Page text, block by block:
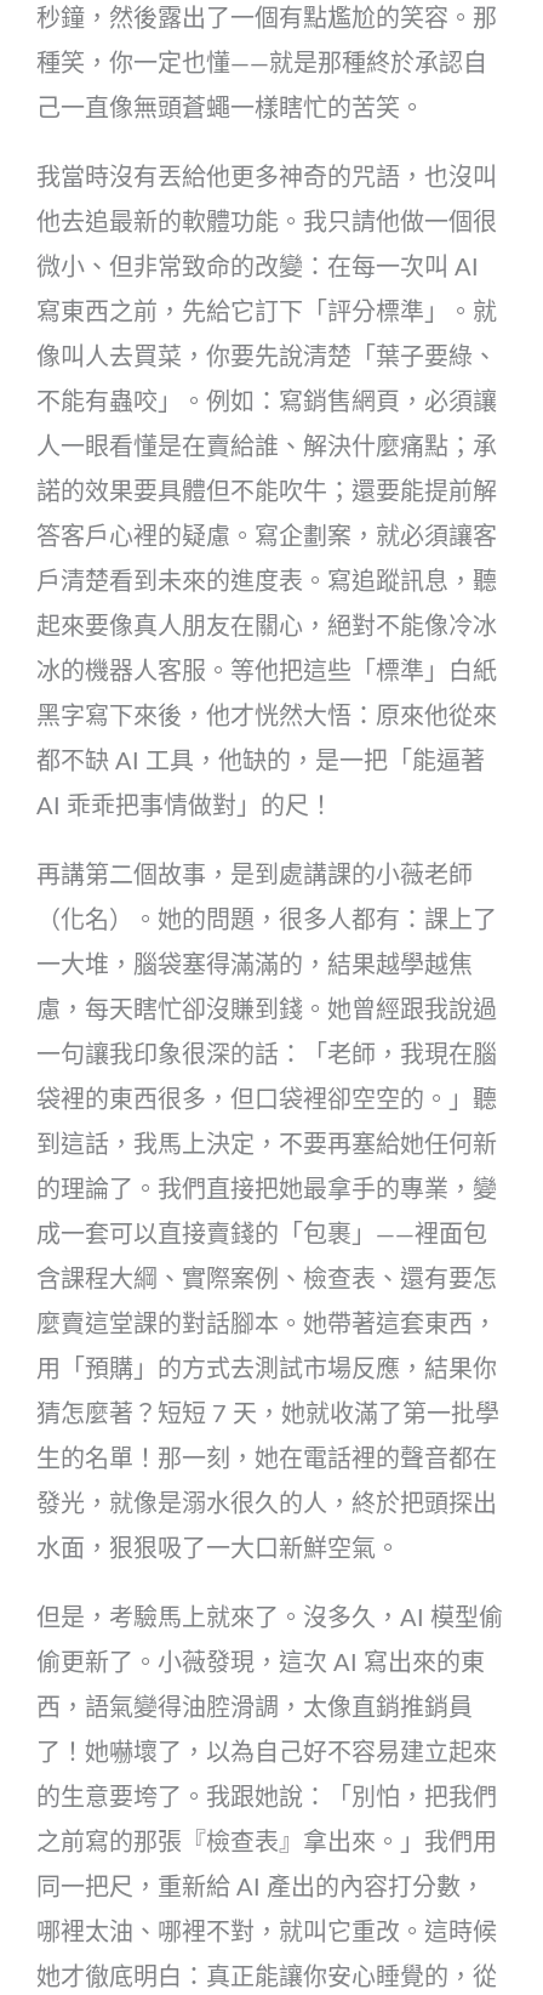
秒鐘，然後露出了一個有點尷尬的笑容。那
種笑，你一定也懂——就是那種終於承認自
己一直像無頭蒼蠅一樣瞎忙的苦笑。
我當時沒有丟給他更多神奇的咒語，也沒叫
他去追最新的軟體功能。我只請他做一個很
微小、但非常致命的改變：在每一次叫 AI
寫東西之前，先給它訂下「評分標準」。就
像叫人去買菜，你要先說清楚「葉子要綠、
不能有蟲咬」。例如：寫銷售網頁，必須讓
人一眼看懂是在賣給誰、解決什麼痛點；承
諾的效果要具體但不能吹牛；還要能提前解
答客戶心裡的疑慮。寫企劃案，就必須讓客
戶清楚看到未來的進度表。寫追蹤訊息，聽
起來要像真人朋友在關心，絕對不能像冷冰
冰的機器人客服。等他把這些「標準」白紙
黑字寫下來後，他才恍然大悟：原來他從來
都不缺 AI 工具，他缺的，是一把「能逼著
AI 乖乖把事情做對」的尺！
再講第二個故事，是到處講課的小薇老師
（化名）。她的問題，很多人都有：課上了
一大堆，腦袋塞得滿滿的，結果越學越焦
慮，每天瞎忙卻沒賺到錢。她曾經跟我說過
一句讓我印象很深的話：「老師，我現在腦
袋裡的東西很多，但口袋裡卻空空的。」聽
到這話，我馬上決定，不要再塞給她任何新
的理論了。我們直接把她最拿手的專業，變
成一套可以直接賣錢的「包裹」——裡面包
含課程大綱、實際案例、檢查表、還有要怎
麼賣這堂課的對話腳本。她帶著這套東西，
用「預購」的方式去測試市場反應，結果你
猜怎麼著？短短 7 天，她就收滿了第一批學
生的名單！那一刻，她在電話裡的聲音都在
發光，就像是溺水很久的人，終於把頭探出
水面，狠狠吸了一大口新鮮空氣。
但是，考驗馬上就來了。沒多久，AI 模型偷
偷更新了。小薇發現，這次 AI 寫出來的東
西，語氣變得油腔滑調，太像直銷推銷員
了！她嚇壞了，以為自己好不容易建立起來
的生意要垮了。我跟她說：「別怕，把我們
之前寫的那張『檢查表』拿出來。」我們用
同一把尺，重新給 AI 產出的內容打分數，
哪裡太油、哪裡不對，就叫它重改。這時候
她才徹底明白：真正能讓你安心睡覺的，從